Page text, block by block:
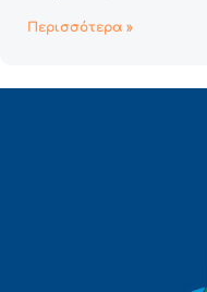
Περισσότερα »